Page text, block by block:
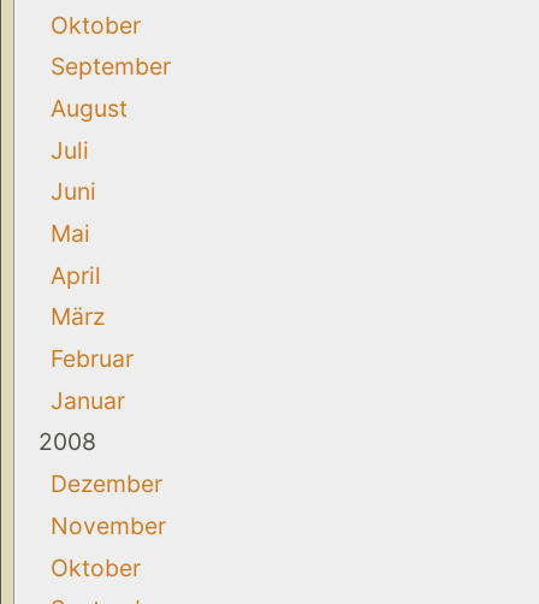
Oktober
September
August
Juli
Juni
Mai
April
März
Februar
Januar
2008
Dezember
November
Oktober